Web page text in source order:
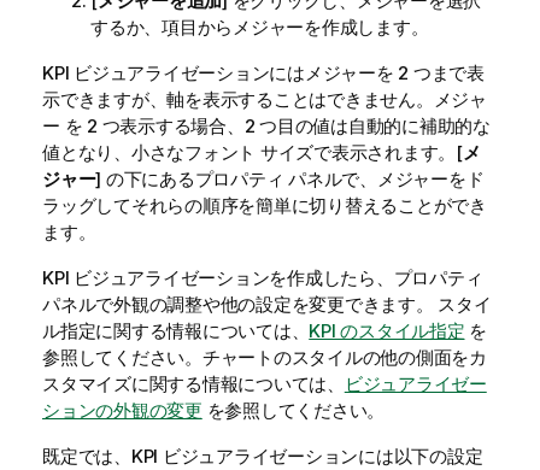
するか、項目からメジャーを作成します。
KPI ビジュアライゼーションにはメジャーを 2 つまで表
示できますが、軸を表示することはできません。メジャ
ー を 2 つ表示する場合、2 つ目の値は自動的に補助的な
値となり、小さなフォント サイズで表示されます。[メ
ジャー] の下にあるプロパティ パネルで、メジャーをド
ラッグしてそれらの順序を簡単に切り替えることができ
ます。
KPI ビジュアライゼーションを作成したら、プロパティ
パネルで外観の調整や他の設定を変更できます。
スタイ
ル指定に関する情報については、 KPI のスタイル指定 を
参照してください。チャートのスタイルの他の側面をカ
スタマイズに関する情報については、
ビジュアライゼー
ションの外観の変更 を参照してください。
既定では、KPI ビジュアライゼーションには以下の設定